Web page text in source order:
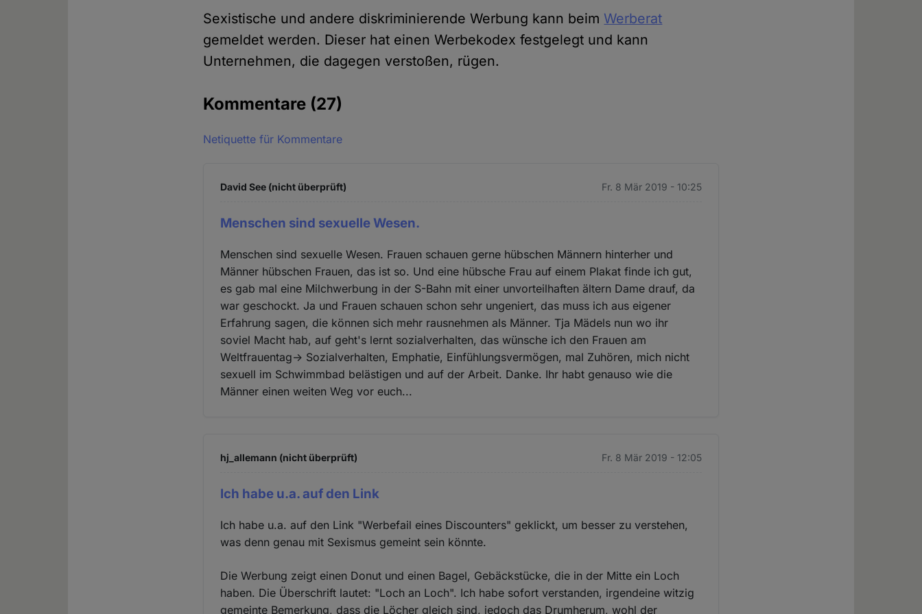
Sexistische und andere diskriminierende Werbung kann beim Werberat
gemeldet werden. Dieser hat einen Werbekodex festgelegt und kann
Unternehmen, die dagegen verstoßen, rügen.
Kommentare (27)
Netiquette für Kommentare
David See (nicht überprüft) Fr. 8 Mär 2019 - 10:25
Menschen sind sexuelle Wesen.
Menschen sind sexuelle Wesen. Frauen schauen gerne hübschen Männern hinterher und
Männer hübschen Frauen, das ist so. Und eine hübsche Frau auf einem Plakat finde ich gut,
es gab mal eine Milchwerbung in der S-Bahn mit einer unvorteilhaften ältern Dame drauf, da
war geschockt. Ja und Frauen schauen schon sehr ungeniert, das muss ich aus eigener
Erfahrung sagen, die können sich mehr rausnehmen als Männer. Tja Mädels nun wo ihr
soviel Macht hab, auf geht's lernt sozialverhalten, das wünsche ich den Frauen am
Weltfrauentag-> Sozialverhalten, Emphatie, Einfühlungsvermögen, mal Zuhören, mich nicht
sexuell im Schwimmbad belästigen und auf der Arbeit. Danke. Ihr habt genauso wie die
Männer einen weiten Weg vor euch...
hj_allemann (nicht überprüft) Fr. 8 Mär 2019 - 12:05
Ich habe u.a. auf den Link
Ich habe u.a. auf den Link "Werbefail eines Discounters" geklickt, um besser zu verstehen,
was denn genau mit Sexismus gemeint sein könnte.
Die Werbung zeigt einen Donut und einen Bagel, Gebäckstücke, die in der Mitte ein Loch
haben. Die Überschrift lautet: "Loch an Loch". Ich habe sofort verstanden, irgendeine witzig
gemeinte Bemerkung, dass die Löcher gleich sind, jedoch das Drumherum, wohl der